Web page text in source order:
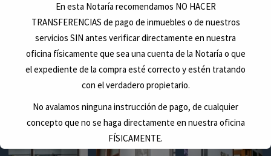
En esta Notaría recomendamos NO HACER
TRANSFERENCIAS de pago de inmuebles o de nuestros
servicios SIN antes verificar directamente en nuestra
oficina físicamente que sea una cuenta de la Notaría o que
el expediente de la compra esté correcto y estén tratando
con el verdadero propietario.
No avalamos ninguna instrucción de pago, de cualquier
concepto que no se haga directamente en nuestra oficina
FÍSICAMENTE.